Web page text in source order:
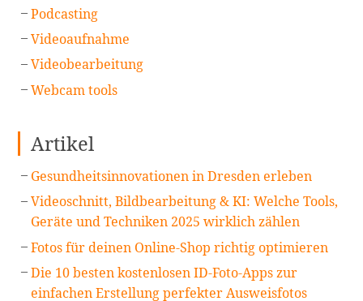
Podcasting
Videoaufnahme
Videobearbeitung
Webcam tools
Artikel
Gesundheitsinnovationen in Dresden erleben
Videoschnitt, Bildbearbeitung & KI: Welche Tools,
Geräte und Techniken 2025 wirklich zählen
Fotos für deinen Online-Shop richtig optimieren
Die 10 besten kostenlosen ID-Foto-Apps zur
einfachen Erstellung perfekter Ausweisfotos